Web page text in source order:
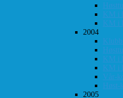
KM i
KM i
2004
KM i
KM i
Vår-
Høst-
2005